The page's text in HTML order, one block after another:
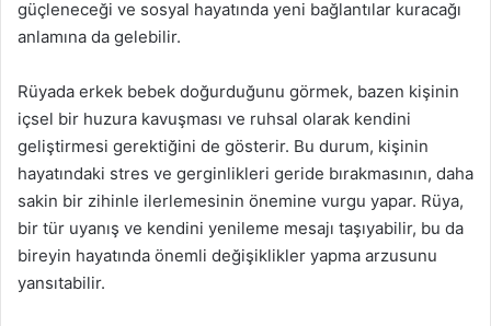
güçleneceği ve sosyal hayatında yeni bağlantılar kuracağı
anlamına da gelebilir.
Rüyada erkek bebek doğurduğunu görmek, bazen kişinin
içsel bir huzura kavuşması ve ruhsal olarak kendini
geliştirmesi gerektiğini de gösterir. Bu durum, kişinin
hayatındaki stres ve gerginlikleri geride bırakmasının, daha
sakin bir zihinle ilerlemesinin önemine vurgu yapar. Rüya,
bir tür uyanış ve kendini yenileme mesajı taşıyabilir, bu da
bireyin hayatında önemli değişiklikler yapma arzusunu
yansıtabilir.